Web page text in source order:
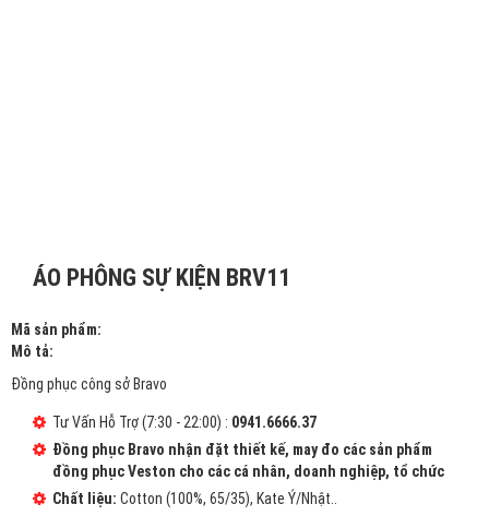
ÁO PHÔNG SỰ KIỆN BRV11
Mã sản phẩm:
Mô tả:
Đồng phục công sở Bravo
Tư Vấn Hỗ Trợ (7:30 - 22:00) : 0941.6666.37
Đồng phục Bravo nhận đặt thiết kế, may đo các sản phẩm
đồng phục Veston cho các cá nhân, doanh nghiệp, tổ chức
Chất liệu: Cotton (100%, 65/35), Kate Ý/Nhật..